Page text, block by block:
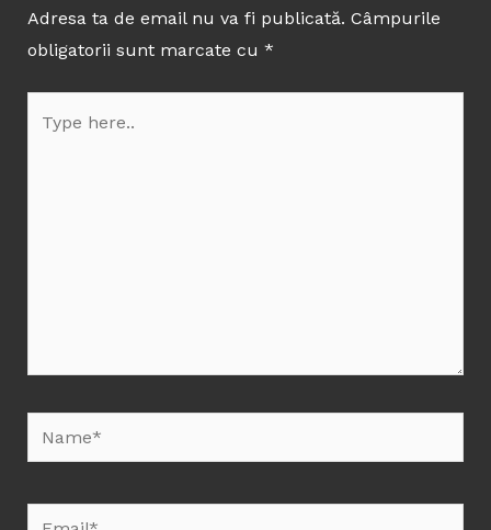
Adresa ta de email nu va fi publicată. Câmpurile
obligatorii sunt marcate cu *
here..
Name*
Email*